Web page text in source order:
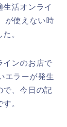
活オンライ
が使えない時
。
インのお店で
エラーが発生
で、今日の記
。